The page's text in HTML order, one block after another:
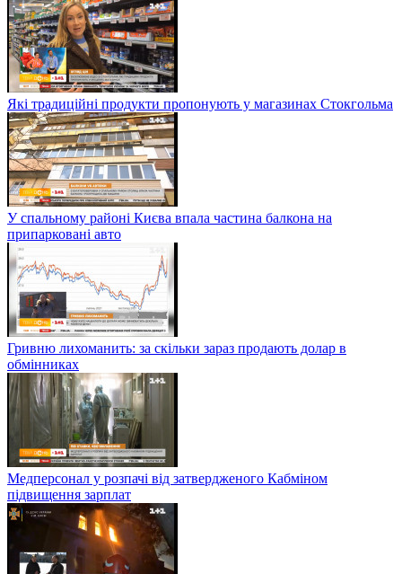
Які традиційні продукти пропонують у магазинах Стокгольма
У спальному районі Києва впала частина балкона на
припарковані авто
Гривню лихоманить: за скільки зараз продають долар в
обмінниках
Медперсонал у розпачі від затвердженого Кабміном
підвищення зарплат